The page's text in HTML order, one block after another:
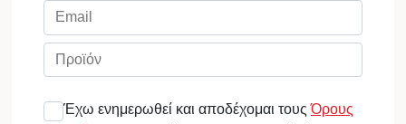
Έχω ενημερωθεί και αποδέχομαι τουςΌρους